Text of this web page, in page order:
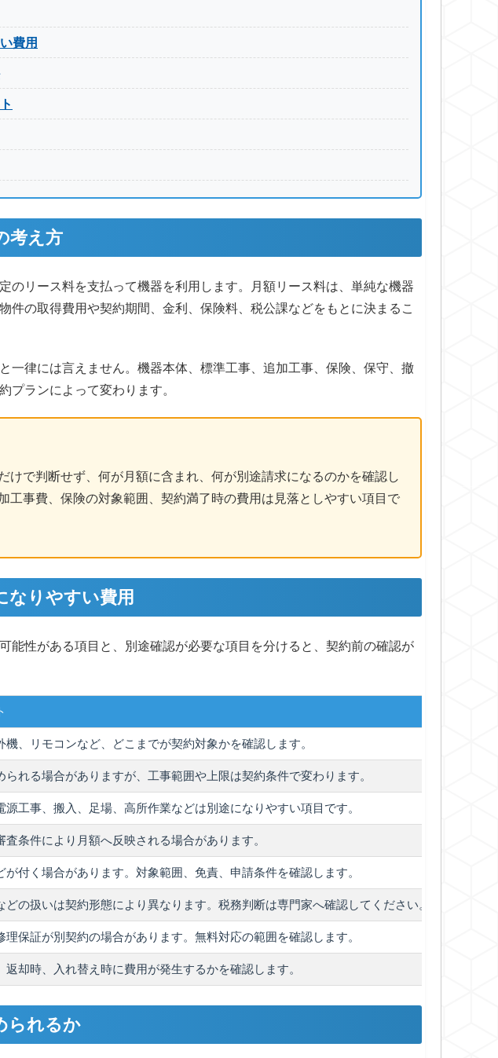
費用
考え方
のリース料を支払って機器を利用します。月額リース料は、単純な機器
件の取得費用や契約期間、金利、保険料、税公課などをもとに決まるこ
一律には言えません。機器本体、標準工事、追加工事、保険、保守、撤
プランによって変わります。
けで判断せず、何が月額に含まれ、何が別途請求になるのかを確認し
工事費、保険の対象範囲、契約満了時の費用は見落としやすい項目で
なりやすい費用
能性がある項目と、別途確認が必要な項目を分けると、契約前の確認が
機、リモコンなど、どこまでが契約対象かを確認します。
られる場合がありますが、工事範囲や上限は契約条件で変わります。
源工事、搬入、足場、高所作業などは別途になりやすい項目です。
査条件により月額へ反映される場合があります。
が付く場合があります。対象範囲、免責、申請条件を確認します。
どの扱いは契約形態により異なります。税務判断は専門家へ確認してください。
理保証が別契約の場合があります。無料対応の範囲を確認します。
返却時、入れ替え時に費用が発生するかを確認します。
られるか